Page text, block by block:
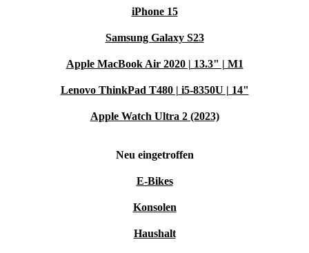
iPhone 15
Samsung Galaxy S23
Apple MacBook Air 2020 | 13.3" | M1
Lenovo ThinkPad T480 | i5-8350U | 14"
Apple Watch Ultra 2 (2023)
Neu eingetroffen
E-Bikes
Konsolen
Haushalt